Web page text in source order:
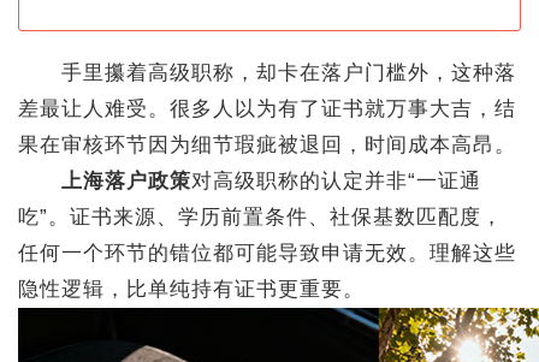
手里攥着高级职称，却卡在落户门槛外，这种落
差最让人难受。很多人以为有了证书就万事大吉，结
果在审核环节因为细节瑕疵被退回，时间成本高昂。
上海落户政策对高级职称的认定并非“一证通
吃”。证书来源、学历前置条件、社保基数匹配度，
任何一个环节的错位都可能导致申请无效。理解这些
隐性逻辑，比单纯持有证书更重要。